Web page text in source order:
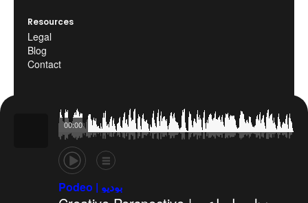
Resources
Legal
Blog
Contact
©Podeo 2025. All rights reserved.
00:00
Podeo | بوديو